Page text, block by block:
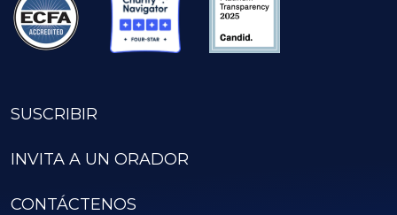
SUSCRIBIR
INVITA A UN ORADOR
CONTÁCTENOS